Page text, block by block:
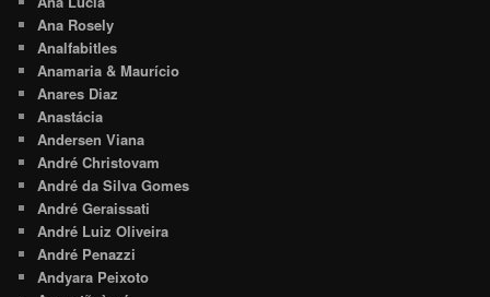
Ana Rosely
Analfabitles
Anamaria & Maurício
Anares Diaz
Anastácia
Andersen Viana
André Christovam
André da Silva Gomes
André Geraissati
André Luiz Oliveira
André Penazzi
Andyara Peixoto